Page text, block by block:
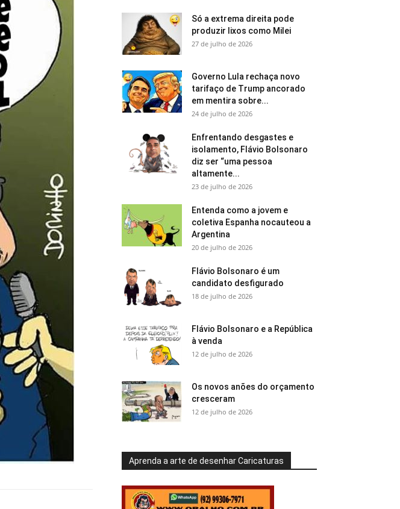
Só a extrema direita pode
produzir lixos como Milei
27 de julho de 2026
Governo Lula rechaça novo
tarifaço de Trump ancorado
em mentira sobre...
24 de julho de 2026
Enfrentando desgastes e
isolamento, Flávio Bolsonaro
diz ser “uma pessoa
altamente...
23 de julho de 2026
Entenda como a jovem e
coletiva Espanha nocauteou a
Argentina
20 de julho de 2026
Flávio Bolsonaro é um
candidato desfigurado
18 de julho de 2026
Flávio Bolsonaro e a República
à venda
12 de julho de 2026
Os novos anões do orçamento
cresceram
12 de julho de 2026
Aprenda a arte de desenhar Caricaturas